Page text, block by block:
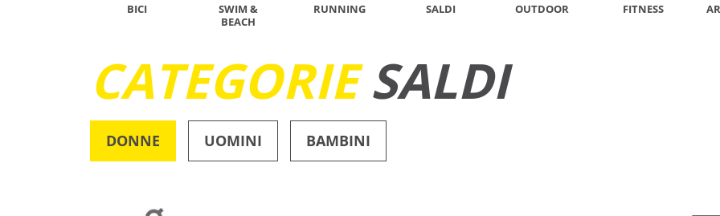
BICI
SWIM &
BEACH
RUNNING SALDI OUTDOOR FITNESS
CATEGORIESALDI
DONNE UOMINI BAMBINI